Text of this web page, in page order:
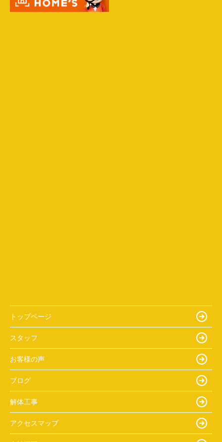
トップページ
スタッフ
お客様の声
ブログ
解体工事
アクセスマップ